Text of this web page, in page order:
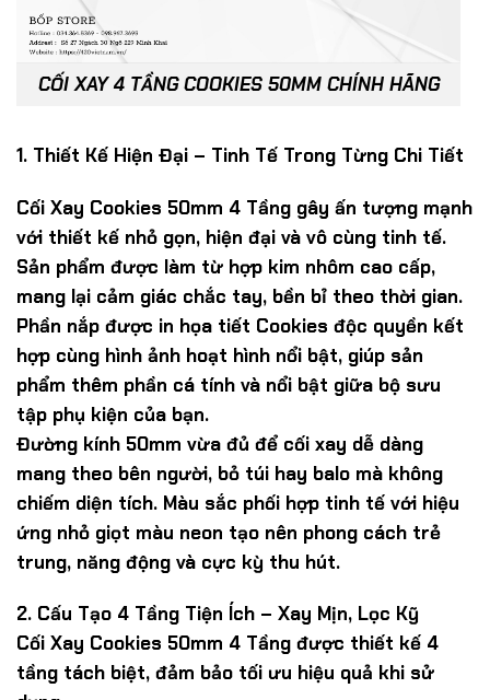
CỐI XAY 4 TẦNG COOKIES 50MM CHÍNH HÃNG
1. Thiết Kế Hiện Đại – Tinh Tế Trong Từng Chi Tiết
Cối Xay Cookies 50mm 4 Tầng gây ấn tượng mạnh
với thiết kế nhỏ gọn, hiện đại và vô cùng tinh tế.
Sản phẩm được làm từ hợp kim nhôm cao cấp,
mang lại cảm giác chắc tay, bền bỉ theo thời gian.
Phần nắp được in họa tiết Cookies độc quyền kết
hợp cùng hình ảnh hoạt hình nổi bật, giúp sản
phẩm thêm phần cá tính và nổi bật giữa bộ sưu
tập phụ kiện của bạn.
Đường kính 50mm vừa đủ để cối xay dễ dàng
mang theo bên người, bỏ túi hay balo mà không
chiếm diện tích. Màu sắc phối hợp tinh tế với hiệu
ứng nhỏ giọt màu neon tạo nên phong cách trẻ
trung, năng động và cực kỳ thu hút.
2. Cấu Tạo 4 Tầng Tiện Ích – Xay Mịn, Lọc Kỹ
Cối Xay Cookies 50mm 4 Tầng được thiết kế 4
tầng tách biệt, đảm bảo tối ưu hiệu quả khi sử